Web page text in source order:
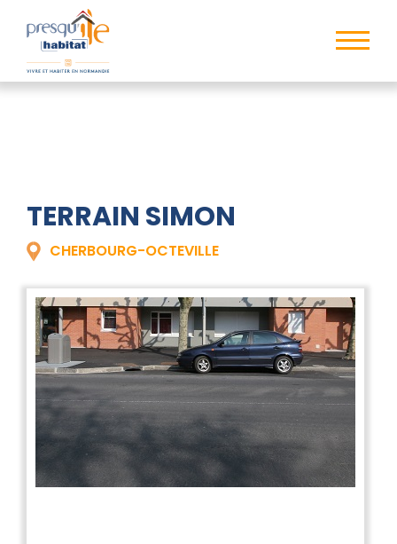
TERRAIN SIMON
CHERBOURG-OCTEVILLE